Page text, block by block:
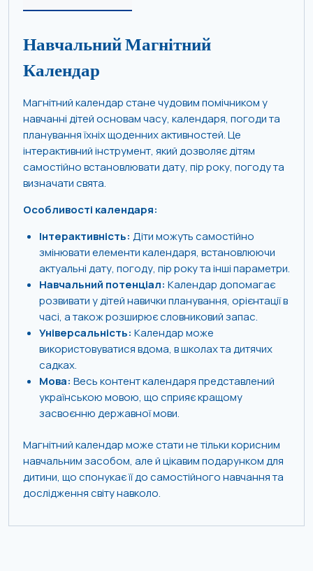
Навчальний Магнітний
Календар
Магнітний календар стане чудовим помічником у
навчанні дітей основам часу, календаря, погоди та
планування їхніх щоденних активностей. Це
інтерактивний інструмент, який дозволяє дітям
самостійно встановлювати дату, пір року, погоду та
визначати свята.
Особливості календаря:
Інтерактивність: Діти можуть самостійно
змінювати елементи календаря, встановлюючи
актуальні дату, погоду, пір року та інші параметри.
Навчальний потенціал: Календар допомагає
розвивати у дітей навички планування, орієнтації в
часі, а також розширює словниковий запас.
Універсальність: Календар може
використовуватися вдома, в школах та дитячих
садках.
Мова: Весь контент календаря представлений
українською мовою, що сприяє кращому
засвоєнню державної мови.
Магнітний календар може стати не тільки корисним
навчальним засобом, але й цікавим подарунком для
дитини, що спонукає її до самостійного навчання та
дослідження світу навколо.